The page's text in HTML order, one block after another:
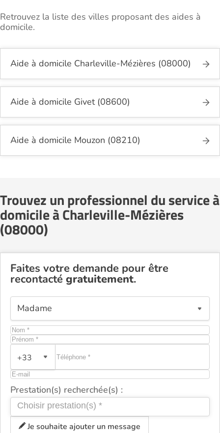
Retrouvez la liste des villes proposant des aides à
domicile.
Aide à domicile Charleville-Mézières (08000)
Aide à domicile Givet (08600)
Aide à domicile Mouzon (08210)
Trouvez un professionnel du service à
domicile à Charleville-Mézières
(08000)
Faites votre demande pour être
recontacté gratuitement.
+33
Prestation(s) recherchée(s) :
Je souhaite ajouter un message